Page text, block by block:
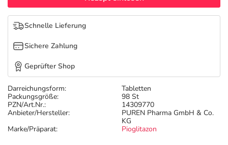
Tierapotheke
Vitamine & Mineralstoffe
Marken
Salus Deals
Darreichungsform:
Tabletten
Packungsgröße:
98 St
PZN/Art.Nr.:
14309770
Anbieter/Hersteller:
PUREN Pharma GmbH & Co.
KG
Marke/Präparat:
Pioglitazon
Schnelle Lieferung
Sichere Zahlung
Geprüfter Shop